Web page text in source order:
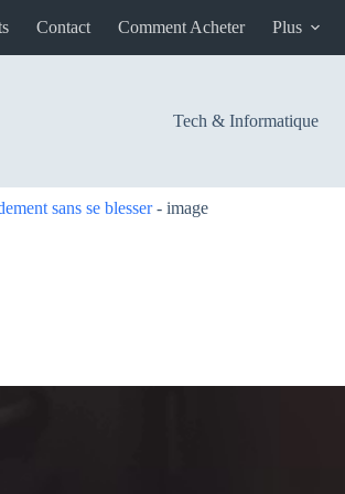
Contact Comment Acheter Plus
Tech & Informatique
sans se blesser- image